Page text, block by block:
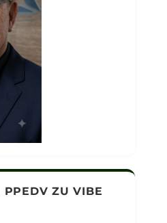
PPEDV ZU VIBE